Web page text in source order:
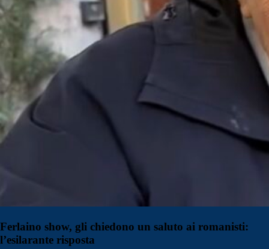
Ferlaino show, gli chiedono un saluto ai romanisti:
l’esilarante risposta